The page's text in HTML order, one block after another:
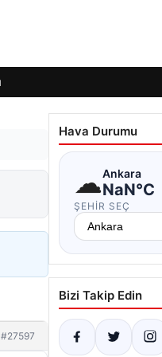
#27597
Hava Durumu
☁Ankara
NaN°C
ŞEHIR SEÇ
Bizi Takip Edin